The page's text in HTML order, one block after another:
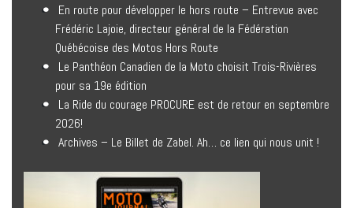
En route pour développer le hors route – Entrevue avec
Frédéric Lajoie, directeur général de la Fédération
Québécoise des Motos Hors Route
Le Panthéon Canadien de la Moto choisit Trois-Rivières
pour sa 19e édition
La Ride du courage PROCURE est de retour en septembre
2026!
Archives – Le Billet de Zabel. Ah… ce lien qui nous unit !